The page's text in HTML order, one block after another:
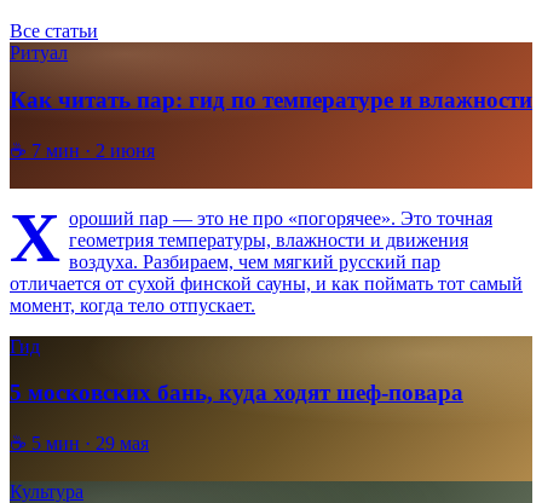
Все статьи
Ритуал
Как читать пар: гид по температуре и влажности
☕ 7 мин · 2 июня
Х ороший пар — это не про «погорячее». Это точная
геометрия температуры, влажности и движения
воздуха. Разбираем, чем мягкий русский пар
отличается от сухой финской сауны, и как поймать тот самый
момент, когда тело отпускает.
Гид
5 московских бань, куда ходят шеф-повара
☕ 5 мин · 29 мая
Культура